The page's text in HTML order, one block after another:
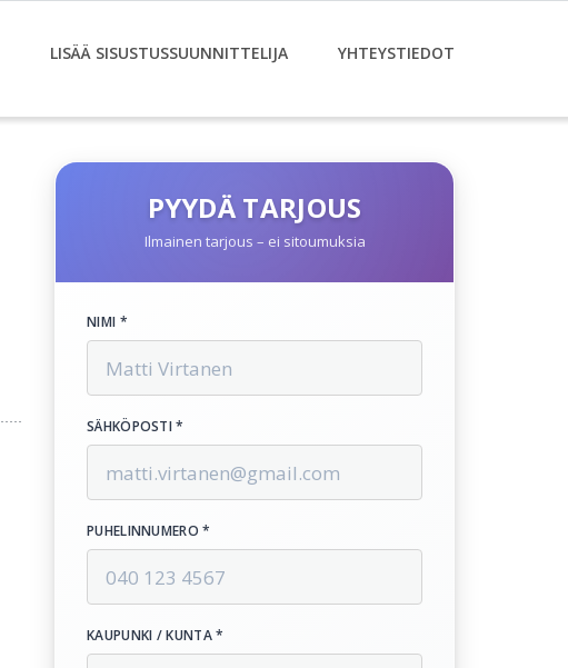
LISÄÄ SISUSTUSSUUNNITTELIJA YHTEYSTIEDOT
PYYDÄ TARJOUS
Ilmainen tarjous – ei sitoumuksia
NIMI *
SÄHKÖPOSTI *
PUHELINNUMERO *
KAUPUNKI / KUNTA *